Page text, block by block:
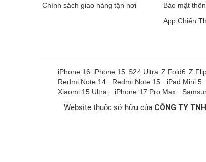
Chính sách giao hàng tận nơi
Bảo mật
App Chiến
iPhone 16 iPhone 15 S24 Ultra Z Fold6 Z
Redmi Note 14- Redmi Note 15- iPad Mini 5-
Xiaomi 15 Ultra - iPhone 17 Pro Max-
Website thuộc sở hữu của CÔNG TY